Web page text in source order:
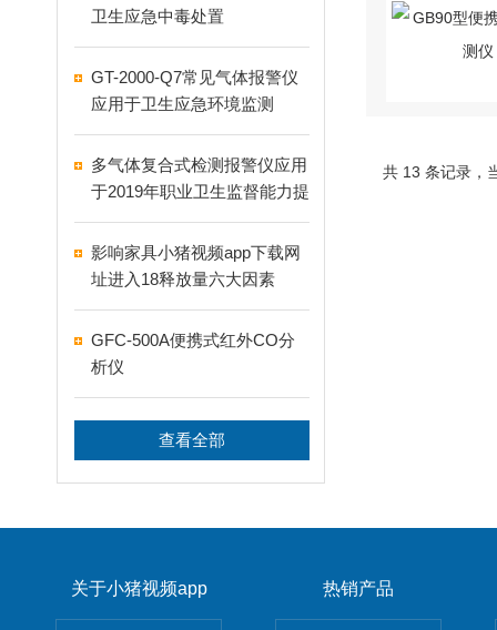
卫生应急中毒处置
GT-2000-Q7常见气体报警仪
应用于卫生应急环境监测
多气体复合式检测报警仪应用
于2019年职业卫生监督能力提
升设备采购项目
影响家具小猪视频app下载网
址进入18释放量六大因素
GFC-500A便携式红外CO分
析仪
查看全部
共 13 条记录
关于小猪视频app 热销产品